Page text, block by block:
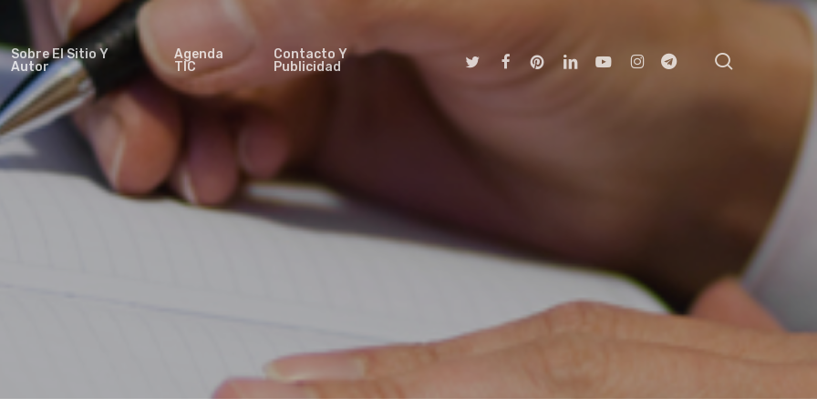
Sobre El Sitio Y
Autor
Agenda
TIC
Contacto Y
Publicidad
TwitterFacebookPinterestLinkedinYoutubeInstagramTelegram